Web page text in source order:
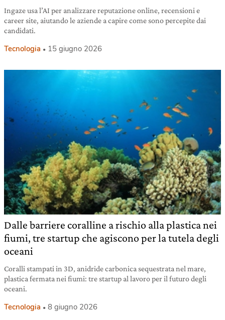
Ingaze usa l’AI per analizzare reputazione online, recensioni e
career site, aiutando le aziende a capire come sono percepite dai
candidati.
Tecnologia 15 giugno 2026
Dalle barriere coralline a rischio alla plastica nei
fiumi, tre startup che agiscono per la tutela degli
oceani
Coralli stampati in 3D, anidride carbonica sequestrata nel mare,
plastica fermata nei fiumi: tre startup al lavoro per il futuro degli
oceani.
Tecnologia 8 giugno 2026